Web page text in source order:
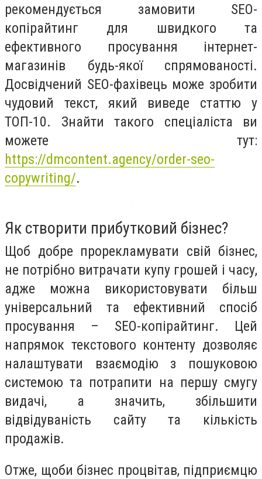
рекомендується замовити SEO-
копірайтинг для швидкого та
ефективного просування інтернет-
магазинів будь-якої спрямованості.
Досвідчений SEO-фахівець може зробити
чудовий текст, який виведе статтю у
ТОП-10. Знайти такого спеціаліста ви
можете тут:
https://dmcontent.agency/order-seo-
copywriting/.
Як створити прибутковий бізнес?
Щоб добре прорекламувати свій бізнес,
не потрібно витрачати купу грошей і часу,
адже можна використовувати більш
універсальний та ефективний спосіб
просування – SEO-копірайтинг. Цей
напрямок текстового контенту дозволяє
налаштувати взаємодію з пошуковою
системою та потрапити на першу смугу
видачі, а значить, збільшити
відвідуваність сайту та кількість
продажів.
Отже, щоби бізнес процвітав, підприємцю